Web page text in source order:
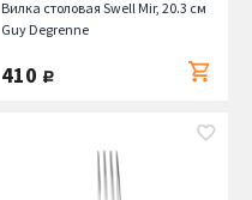
Вилка столовая Swell Mir, 20.3 см
Guy Degrenne
410 руб.